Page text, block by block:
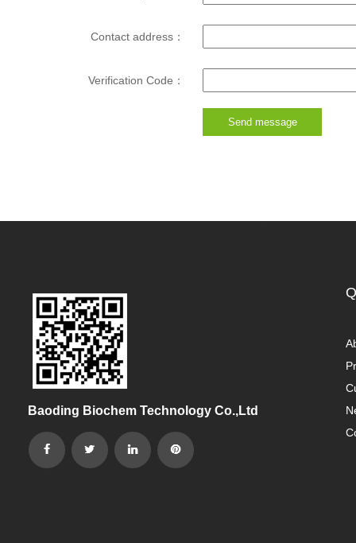
Contact address：
Verification Code：
Baoding Biochem Technology Co.,Ltd